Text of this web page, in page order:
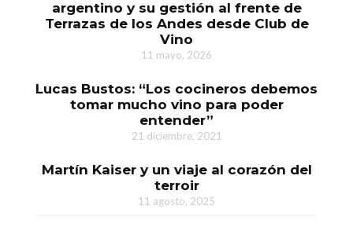
argentino y su gestión al frente de
Terrazas de los Andes desde Club de
Vino
11 mayo, 2026
Lucas Bustos: “Los cocineros debemos
tomar mucho vino para poder
entender”
21 diciembre, 2021
Martín Kaiser y un viaje al corazón del
terroir
11 agosto, 2025